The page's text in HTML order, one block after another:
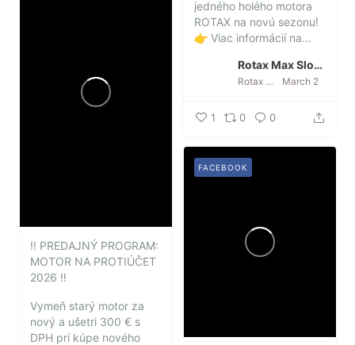
jedného holého motora
ROTAX na novú sezonu!
👉 Viac informácií na...
Rotax Max Slovakia
Rotax Max Slovakia March 2
1 0 0
‼️ PREDAJNÝ PROGRAM:
MOTOR NA PROTIÚČET
2026 ‼️
Vymeň starý motor za
nový a ušetri 300 € s
DPH pri kúpe nového
FACEBOOK